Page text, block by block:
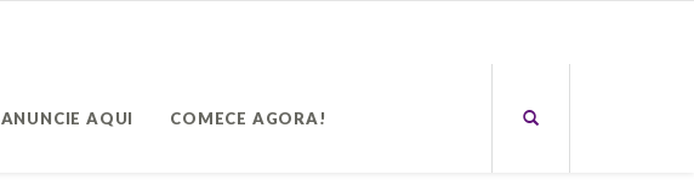
ANUNCIE AQUI COMECE AGORA!